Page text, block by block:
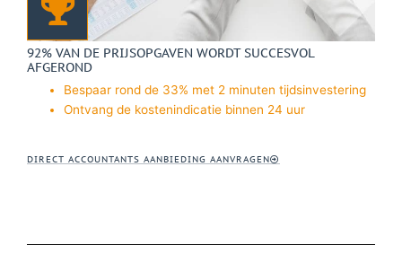
92% VAN DE PRIJSOPGAVEN WORDT SUCCESVOL
AFGEROND
Bespaar rond de 33% met 2 minuten tijdsinvestering
Ontvang de kostenindicatie binnen 24 uur
DIRECT ACCOUNTANTS AANBIEDING AANVRAGEN